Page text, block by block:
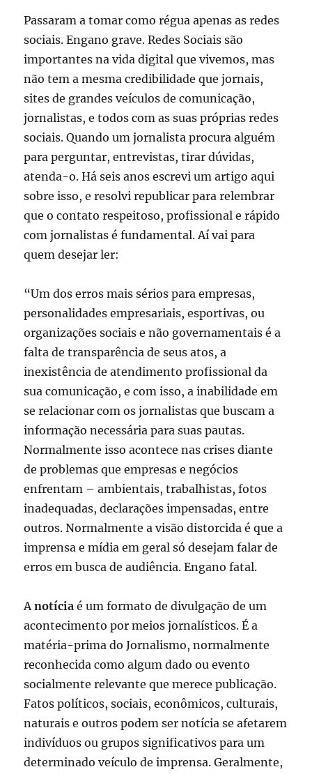
Passaram a tomar como régua apenas as redes
sociais. Engano grave. Redes Sociais são
importantes na vida digital que vivemos, mas
não tem a mesma credibilidade que jornais,
sites de grandes veículos de comunicação,
jornalistas, e todos com as suas próprias redes
sociais. Quando um jornalista procura alguém
para perguntar, entrevistas, tirar dúvidas,
atenda-o. Há seis anos escrevi um artigo aqui
sobre isso, e resolvi republicar para relembrar
que o contato respeitoso, profissional e rápido
com jornalistas é fundamental. Aí vai para
quem desejar ler:
“Um dos erros mais sérios para empresas,
personalidades empresariais, esportivas, ou
organizações sociais e não governamentais é a
falta de transparência de seus atos, a
inexistência de atendimento profissional da
sua comunicação, e com isso, a inabilidade em
se relacionar com os jornalistas que buscam a
informação necessária para suas pautas.
Normalmente isso acontece nas crises diante
de problemas que empresas e negócios
enfrentam – ambientais, trabalhistas, fotos
inadequadas, declarações impensadas, entre
outros. Normalmente a visão distorcida é que a
imprensa e mídia em geral só desejam falar de
erros em busca de audiência. Engano fatal.
Anotícia é um formato de divulgação de um
acontecimento por meios jornalísticos. É a
matéria-prima do Jornalismo, normalmente
reconhecida como algum dado ou evento
socialmente relevante que merece publicação.
Fatos políticos, sociais, econômicos, culturais,
naturais e outros podem ser notícia se afetarem
indivíduos ou grupos significativos para um
determinado veículo de imprensa. Geralmente,